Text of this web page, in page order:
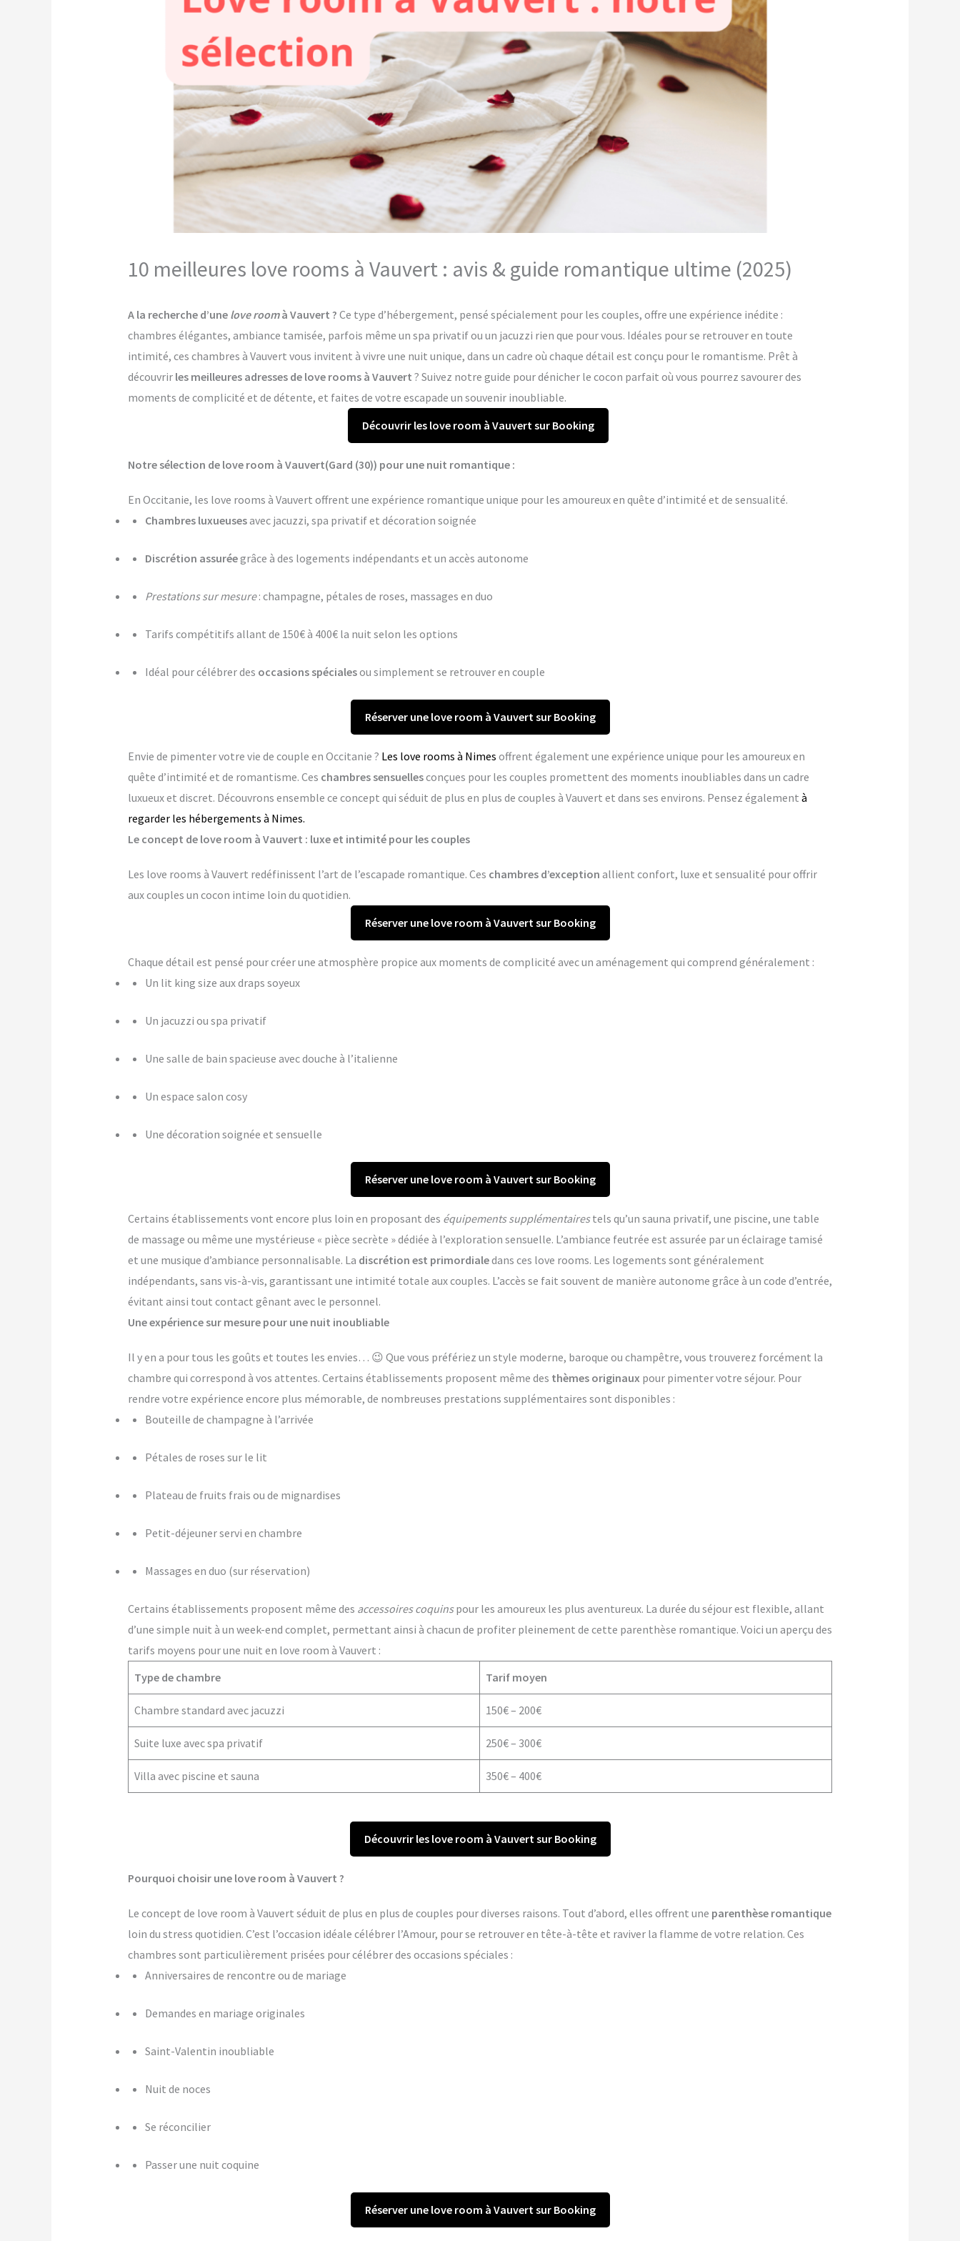
10 meilleures love rooms à Vauvert : avis & guide romantique ultime (2025)
A la recherche d’une love roomà Vauvert ? Ce type d’hébergement, pensé spécialement pour les couples, offre une expérience inédite :
chambres élégantes, ambiance tamisée, parfois même un spa privatif ou un jacuzzi rien que pour vous. Idéales pour se retrouver en toute
intimité, ces chambres à Vauvert vous invitent à vivre une nuit unique, dans un cadre où chaque détail est conçu pour le romantisme. Prêt à
découvrir les meilleures adresses de love rooms à Vauvert ? Suivez notre guide pour dénicher le cocon parfait où vous pourrez savourer des
moments de complicité et de détente, et faites de votre escapade un souvenir inoubliable.
Découvrir les love room à Vauvert sur Booking
Notre sélection de love room à Vauvert(Gard (30)) pour une nuit romantique :
En Occitanie, les love rooms à Vauvert offrent une expérience romantique unique pour les amoureux en quête d’intimité et de sensualité.
Chambres luxueusesavec jacuzzi, spa privatif et décoration soignée
Discrétion assuréegrâce à des logements indépendants et un accès autonome
Prestations sur mesure: champagne, pétales de roses, massages en duo
Tarifs compétitifs allant de 150€ à 400€ la nuit selon les options
Idéal pour célébrer des occasions spécialesou simplement se retrouver en couple
Réserver une love room à Vauvert sur Booking
Envie de pimenter votre vie de couple en Occitanie ? Les love rooms à Nimes offrent également une expérience unique pour les amoureux en
quête d’intimité et de romantisme. Ces chambres sensuellesconçues pour les couples promettent des moments inoubliables dans un cadre
luxueux et discret. Découvrons ensemble ce concept qui séduit de plus en plus de couples à Vauvert et dans ses environs. Pensez également à
regarder les hébergements à Nimes.
Le concept de love room à Vauvert : luxe et intimité pour les couples
Les love rooms à Vauvert redéfinissent l’art de l’escapade romantique. Ces chambres d’exception allient confort, luxe et sensualité pour offrir
aux couples un cocon intime loin du quotidien.
Réserver une love room à Vauvert sur Booking
Chaque détail est pensé pour créer une atmosphère propice aux moments de complicité avec un aménagement qui comprend généralement :
Un lit king size aux draps soyeux
Un jacuzzi ou spa privatif
Une salle de bain spacieuse avec douche à l’italienne
Un espace salon cosy
Une décoration soignée et sensuelle
Réserver une love room à Vauvert sur Booking
Certains établissements vont encore plus loin en proposant des équipements supplémentairestels qu’un sauna privatif, une piscine, une table
de massage ou même une mystérieuse « pièce secrète » dédiée à l’exploration sensuelle. L’ambiance feutrée est assurée par un éclairage tamisé
et une musique d’ambiance personnalisable. La discrétion est primordialedans ces love rooms. Les logements sont généralement
indépendants, sans vis-à-vis, garantissant une intimité totale aux couples. L’accès se fait souvent de manière autonome grâce à un code d’entrée,
évitant ainsi tout contact gênant avec le personnel.
Une expérience sur mesure pour une nuit inoubliable
Il y en a pour tous les goûts et toutes les envies… 😉 Que vous préfériez un style moderne, baroque ou champêtre, vous trouverez forcément la
chambre qui correspond à vos attentes. Certains établissements proposent même des thèmes originaux pour pimenter votre séjour. Pour
rendre votre expérience encore plus mémorable, de nombreuses prestations supplémentaires sont disponibles :
Bouteille de champagne à l’arrivée
Pétales de roses sur le lit
Plateau de fruits frais ou de mignardises
Petit-déjeuner servi en chambre
Massages en duo (sur réservation)
Certains établissements proposent même des accessoires coquinspour les amoureux les plus aventureux. La durée du séjour est flexible, allant
d’une simple nuit à un week-end complet, permettant ainsi à chacun de profiter pleinement de cette parenthèse romantique. Voici un aperçu des
tarifs moyens pour une nuit en love room à Vauvert :
Type de chambre
Tarif moyen
Chambre standard avec jacuzzi 150€ – 200€
Suite luxe avec spa privatif 250€ – 300€
Villa avec piscine et sauna 350€ – 400€
Découvrir les love room à Vauvert sur Booking
Pourquoi choisir une love room à Vauvert ?
Le concept de love room à Vauvert séduit de plus en plus de couples pour diverses raisons. Tout d’abord, elles offrent une parenthèse romantique
loin du stress quotidien. C’est l’occasion idéale célébrer l’Amour, pour se retrouver en tête-à-tête et raviver la flamme de votre relation. Ces
chambres sont particulièrement prisées pour célébrer des occasions spéciales :
Anniversaires de rencontre ou de mariage
Demandes en mariage originales
Saint-Valentin inoubliable
Nuit de noces
Se réconcilier
Passer une nuit coquine
Réserver une love room à Vauvert sur Booking